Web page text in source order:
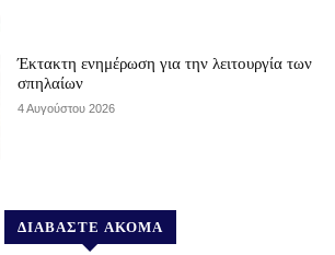
Έκτακτη ενημέρωση για την λειτουργία των
σπηλαίων
4 Αυγούστου 2026
ΔΙΑΒΑΣΤΕ ΑΚΟΜΑ